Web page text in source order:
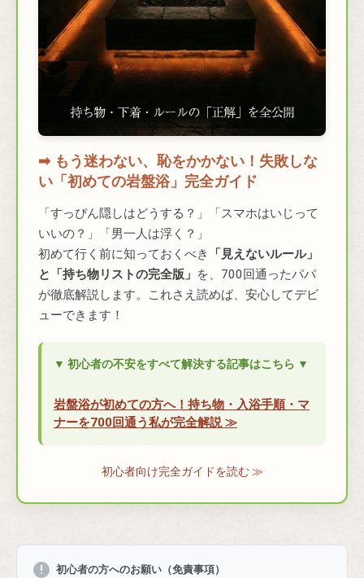
➡︎ もう迷わない、恥をかかない！失敗しな
い「初めての岩盤浴」完全ガイド
「すっぴん隠しはどうする？」「スマホはいじって
いいの？」「男一人は浮く？」
初めて行く前に知っておくべき
「見えないルール」
と「持ち物リストの完全版」 を、700回通ったパパ
が徹底解説します。これさえ読めば、安心してデビ
ューできます！
▼ 初心者の不安をすべて解決する記事はこちら ▼
岩盤浴が初めての方へ！持ち物・入浴手順・マ
ナーを700回通う私が完全解説 ≫
初心者向け完全ガイドを読む ≫
! 初心者の方へのお願い（免責事項）